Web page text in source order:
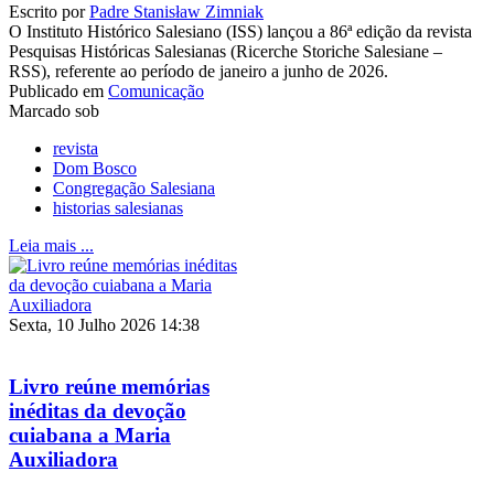
Escrito porPadre Stanisław Zimniak
O Instituto Histórico Salesiano (ISS) lançou a 86ª edição da revista
Pesquisas Históricas Salesianas (Ricerche Storiche Salesiane –
RSS), referente ao período de janeiro a junho de 2026.
Publicado em Comunicação
Marcado sob
revista
Dom Bosco
Congregação Salesiana
historias salesianas
Leia mais ...
Sexta, 10 Julho 2026 14:38
Livro reúne memórias
inéditas da devoção
cuiabana a Maria
Auxiliadora